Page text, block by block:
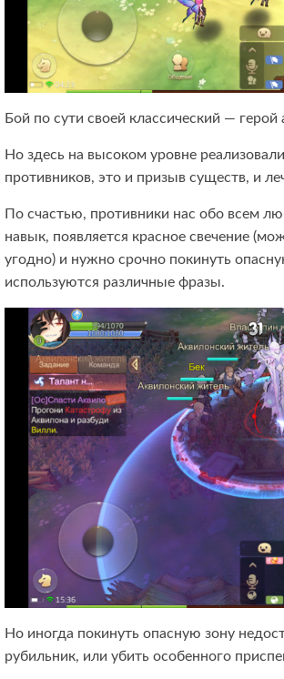
Бой по сути своей классический —
Но здесь на высоком уровне
противников, это и призыв существ, и
По счастью, противники нас обо всем
навык, появляется красное свечение
угодно) и нужно срочно покинуть
используются различные фразы.
Но иногда покинуть опасную зону
рубильник, или убить особенного